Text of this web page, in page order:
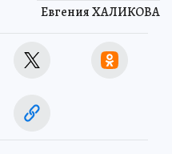
Евгения ХАЛИКОВА